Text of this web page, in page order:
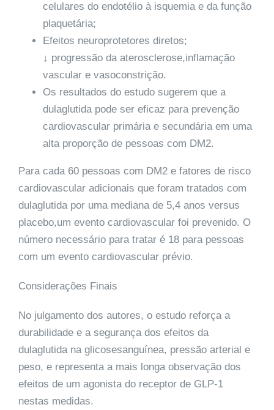
celulares do endotélio à isquemia e da função
plaquetária;
Efeitos neuroprotetores diretos;
↓ progressão da aterosclerose,inflamação
vascular e vasoconstrição.
Os resultados do estudo sugerem que a
dulaglutida pode ser eficaz para prevenção
cardiovascular primária e secundária em uma
alta proporção de pessoas com DM2.
Para cada 60 pessoas com DM2 e fatores de risco
cardiovascular adicionais que foram tratados com
dulaglutida por uma mediana de 5,4 anos versus
placebo,um evento cardiovascular foi prevenido. O
número necessário para tratar é 18 para pessoas
com um evento cardiovascular prévio.
Considerações Finais
No julgamento dos autores, o estudo reforça a
durabilidade e a segurança dos efeitos da
dulaglutida na glicosesanguínea, pressão arterial e
peso, e representa a mais longa observação dos
efeitos de um agonista do receptor de GLP-1
nestas medidas.